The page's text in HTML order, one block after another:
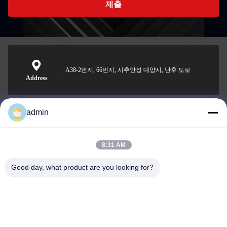
제출
Address
A38-2번지, 66번지, 시추안성 대양시, 난후 도로
Nero@enlaibio.com
admin
8:31 AM
Good day, what product are you looking for?